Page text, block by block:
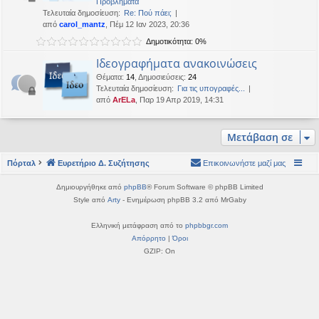
Τελευταία δημοσίευση: Re: Πού πάει;
από carol_mantz , Πέμ 12 Ιαν 2023, 20:36
Δημοτικότητα: 0%
Ιδεογραφήματα ανακοινώσεις
Θέματα: 14 Δημοσιεύσεις: 24
Τελευταία δημοσίευση: Για τις υπογραφές...
από ArELa , Παρ 19 Απρ 2019, 14:31
Μετάβαση σε
Πόρταλ Ευρετήριο Δ. Συζήτησης Επικοινωνήστε μαζί μας
Δημιουργήθηκε από phpBB® Forum Software © phpBB Limited
Style από Arty- Ενημέρωση phpBB 3.2 από MrGaby
Ελληνική μετάφραση από το phpbbgr.com
Απόρρητο |Όροι
GZIP: On